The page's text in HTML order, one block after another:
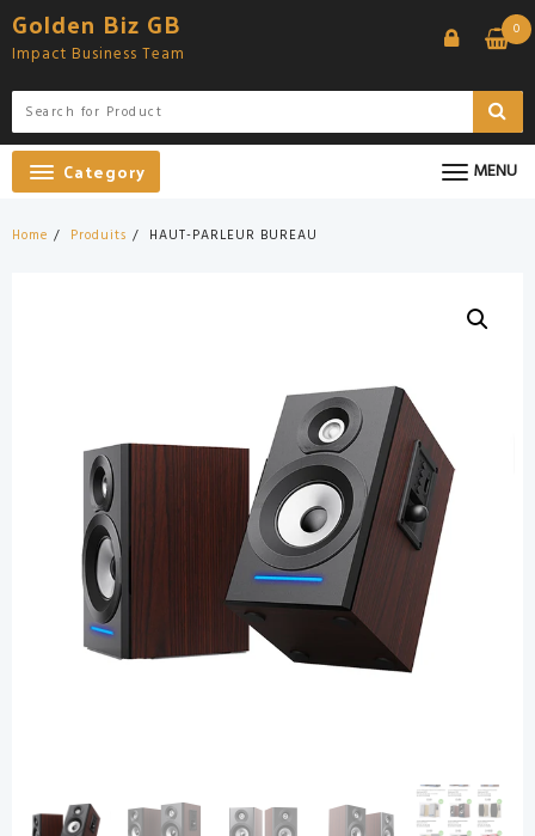
Skip
to
content
Golden Biz GB
Impact Business Team
0
Category MENU
Home Produits HAUT-PARLEUR BUREAU